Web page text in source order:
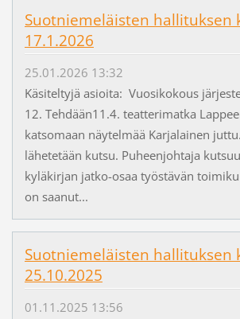
Suotniemeläisten hallituksen
17.1.2026
25.01.2026 13:32
Käsiteltyjä asioita: Vuosikokous
12. Tehdään11.4. teatterimatka
katsomaan näytelmää Karjalainen
lähetetään kutsu. Puheenjohtaja
kyläkirjan jatko-osaa työstävän
on saanut...
Suotniemeläisten hallituksen
25.10.2025
01.11.2025 13:56